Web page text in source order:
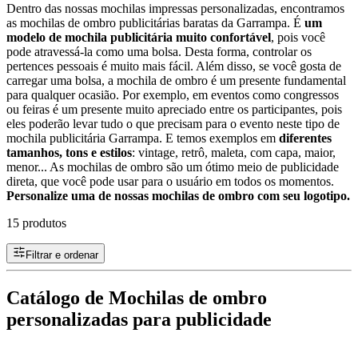
Dentro das nossas mochilas impressas personalizadas, encontramos
as mochilas de ombro publicitárias baratas da Garrampa. É um
modelo de mochila publicitária muito confortável, pois você
pode atravessá-la como uma bolsa. Desta forma, controlar os
pertences pessoais é muito mais fácil. Além disso, se você gosta de
carregar uma bolsa, a mochila de ombro é um presente fundamental
para qualquer ocasião. Por exemplo, em eventos como congressos
ou feiras é um presente muito apreciado entre os participantes, pois
eles poderão levar tudo o que precisam para o evento neste tipo de
mochila publicitária Garrampa. E temos exemplos em diferentes
tamanhos, tons e estilos: vintage, retrô, maleta, com capa, maior,
menor... As mochilas de ombro são um ótimo meio de publicidade
direta, que você pode usar para o usuário em todos os momentos.
Personalize uma de nossas mochilas de ombro com seu logotipo.
15 produtos
Filtrar e ordenar
Catálogo de Mochilas de ombro
personalizadas para publicidade